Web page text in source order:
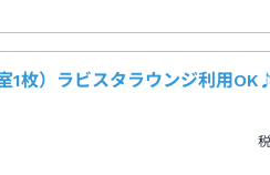
1枚）ラビスタラウンジ利用OK♪